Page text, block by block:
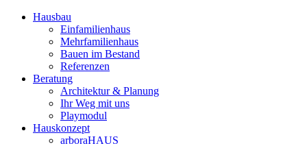
Hausbau
Einfamilienhaus
Mehrfamilienhaus
Bauen im Bestand
Referenzen
Beratung
Architektur & Planung
Ihr Weg mit uns
Playmodul
Hauskonzept
arboraHAUS